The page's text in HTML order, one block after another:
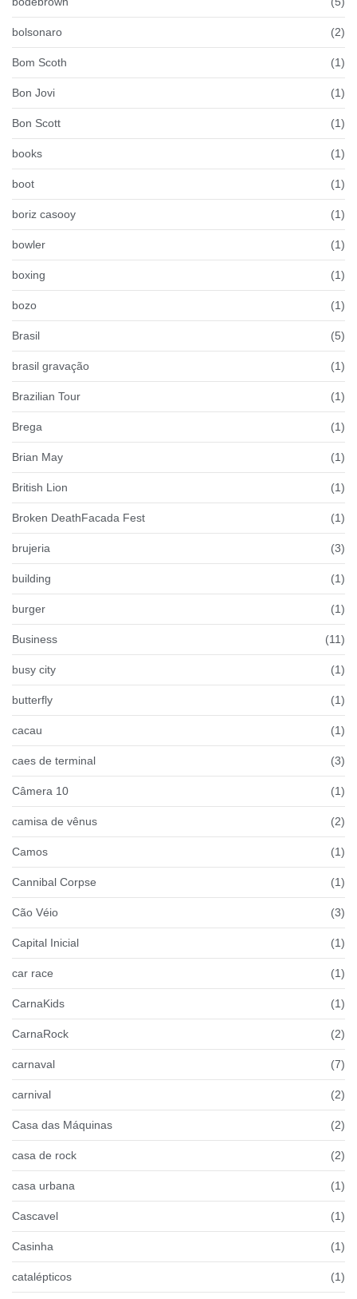
bolsonaro (2)
Bom Scoth (1)
Bon Jovi (1)
Bon Scott (1)
books (1)
boot (1)
boriz casooy (1)
bowler (1)
boxing (1)
bozo (1)
Brasil (5)
brasil gravação (1)
Brazilian Tour (1)
Brega (1)
Brian May (1)
British Lion (1)
Broken DeathFacada Fest (1)
brujeria (3)
building (1)
burger (1)
Business (11)
busy city (1)
butterfly (1)
cacau (1)
caes de terminal (3)
Câmera 10 (1)
camisa de vênus (2)
Camos (1)
Cannibal Corpse (1)
Cão Véio (3)
Capital Inicial (1)
car race (1)
CarnaKids (1)
CarnaRock (2)
carnaval (7)
carnival (2)
Casa das Máquinas (2)
casa de rock (2)
casa urbana (1)
Cascavel (1)
Casinha (1)
catalépticos (1)